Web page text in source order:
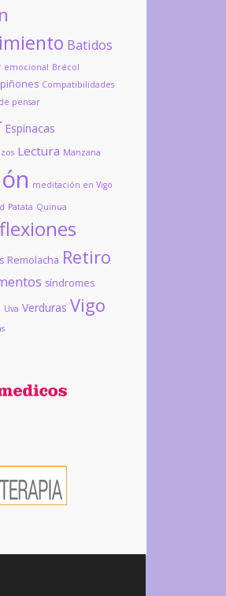
Batidos
emocional Brécol
Compatibilidades
pensar
Espinacas
Lectura Manzana
meditación en Vigo
Patata Quinua
Remolacha Retiro
síndromes
Uva Verduras Vigo